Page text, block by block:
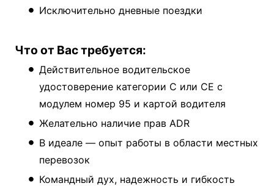
Исключительно дневные поездки
Что от Вас требуется:
Действительное водительское
удостоверение категории C или CE с
модулем номер 95 и картой водителя
Желательно наличие прав ADR
В идеале — опыт работы в области местных
перевозок
Командный дух, надежность и гибкость